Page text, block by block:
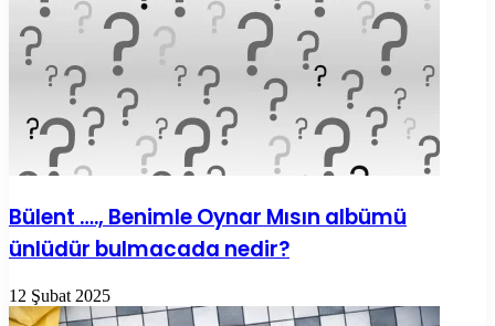
Bülent …., Benimle Oynar Mısın albümü
ünlüdür bulmacada nedir?
12 Şubat 2025